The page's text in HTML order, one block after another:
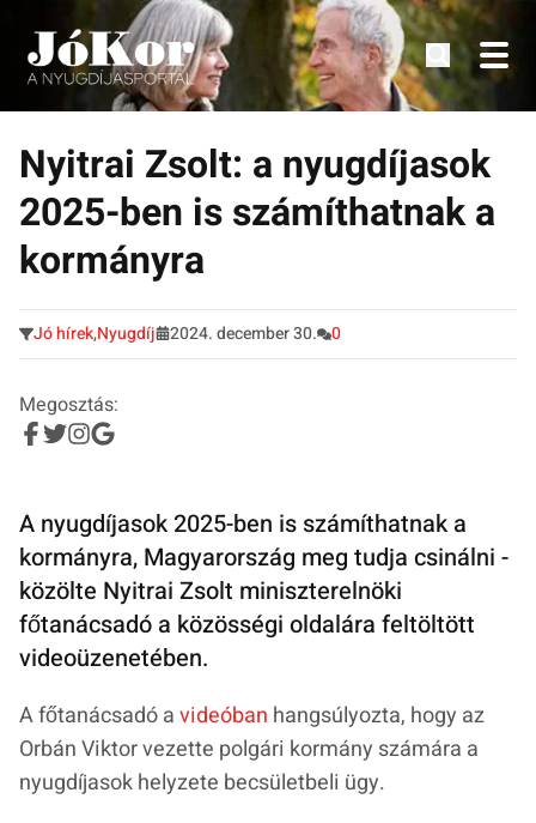
Tovább
tartalomra
Tudnivalók, érdekességek idősek számára.
Nyitrai Zsolt: a nyugdíjasok
2025-ben is számíthatnak a
kormányra
Jó hírek,Nyugdíj 2024. december 30. 0
Megosztás:
A nyugdíjasok 2025-ben is számíthatnak a
kormányra, Magyarország meg tudja csinálni -
közölte Nyitrai Zsolt miniszterelnöki
főtanácsadó a közösségi oldalára feltöltött
videoüzenetében.
A főtanácsadó avideóban hangsúlyozta, hogy az
Orbán Viktor vezette polgári kormány számára a
nyugdíjasok helyzete becsületbeli ügy.